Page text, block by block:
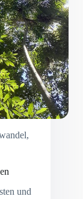
,
und